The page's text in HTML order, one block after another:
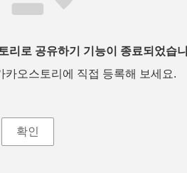
리로 공유하기 기능이 종료되었습
카오스토리에 직접 등록해 보세요.
확인